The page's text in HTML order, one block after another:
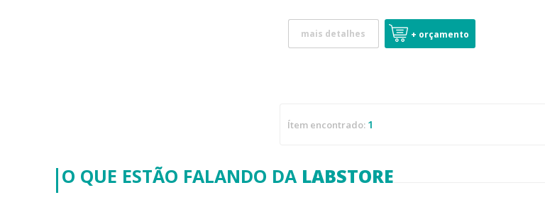
mais detalhes + orçamento
Ítem encontrado: 1
O QUE ESTÃO FALANDO DA LABSTORE